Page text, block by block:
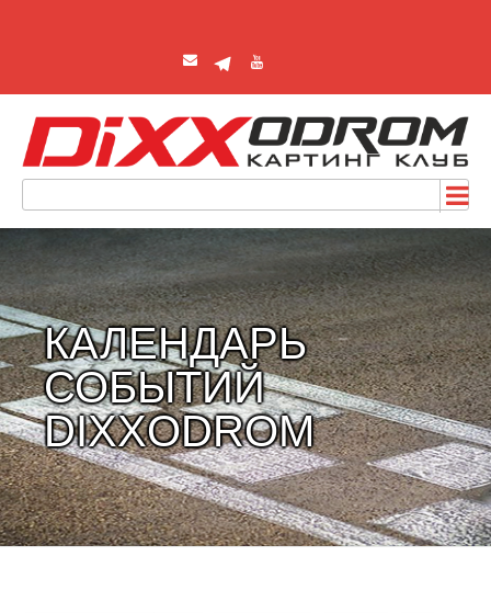
КАЛЕНДАРЬ
СОБЫТИЙ
DIXXODROM